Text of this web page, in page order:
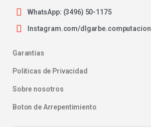
WhatsApp: (3496) 50-1175
Instagram.com/dlgarbe.computacion
Garantias
Politicas de Privacidad
Sobre nosotros
Boton de Arrepentimiento